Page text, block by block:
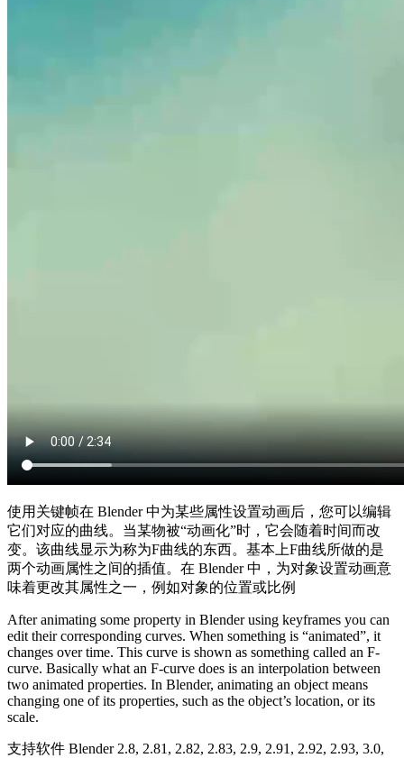
使用关键帧在 Blender 中为某些属性设置动画后，您可以编辑
它们对应的曲线。当某物被“动画化”时，它会随着时间而改
变。该曲线显示为称为F曲线的东西。基本上F曲线所做的是
两个动画属性之间的插值。在 Blender 中，为对象设置动画意
味着更改其属性之一，例如对象的位置或比例
After animating some property in Blender using keyframes you can
edit their corresponding curves. When something is “animated”, it
changes over time. This curve is shown as something called an F-
curve. Basically what an F-curve does is an interpolation between
two animated properties. In Blender, animating an object means
changing one of its properties, such as the object’s location, or its
scale.
支持软件 Blender 2.8, 2.81, 2.82, 2.83, 2.9, 2.91, 2.92, 2.93, 3.0,